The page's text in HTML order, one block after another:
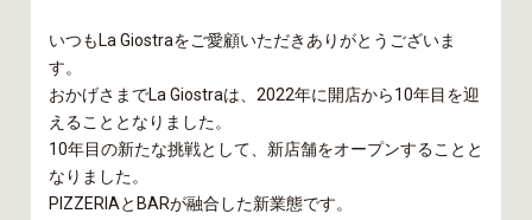
いつもLa Giostraをご愛顧いただきありがとうございま
す。
おかげさまでLa Giostraは、2022年に開店から10年目を迎
えることとなりました。
10年目の新たな挑戦として、新店舗をオープンすることと
なりました。
PIZZERIAとBARが融合した新業態です。